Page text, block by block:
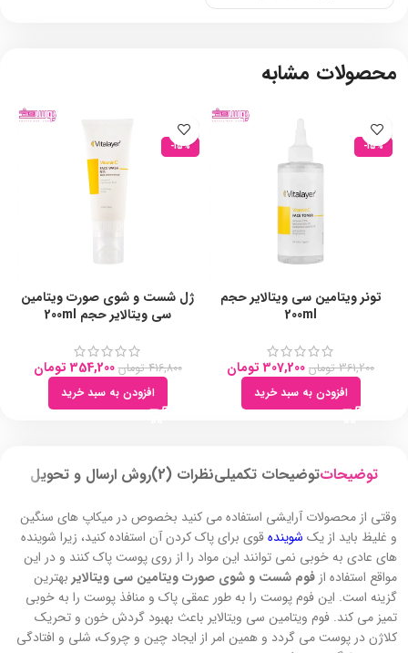
محصولات مشابه
-15%
تونر ویتامین سی ویتالایر حجم
200ml
361,200 تومان 307,200 تومان
افزودن به سبد خرید
-15%
ژل شست و شوی صورت ویتامین
سی ویتالایر حجم 200ml
416,800 تومان 354,200 تومان
افزودن به سبد خرید
توضیحاتتوضیحات تکمیلینظرات (2) روش ارسال و تحویل
وقتی از محصولات آرایشی استفاده می کنید بخصوص در میکاپ های سنگین
و غلیظ باید از یک شویندهقوی برای پاک کردن آن استفاده کنید، زیرا شوینده
های عادی به خوبی نمی توانند این مواد را از روی پوست پاک کنند و در این
مواقع استفاده از فوم شست و شوی صورت ویتامین سی ویتالایر بهترین
گزینه است. این فوم پوست را به طور عمقی پاک و منافذ پوست را به خوبی
تمیز می کند. فوم ویتامین سی ویتالایر باعث بهبود گردش خون و تحریک
کلاژن در پوست می گردد و همین امر از ایجاد چین و چروک، شلی و افتادگی